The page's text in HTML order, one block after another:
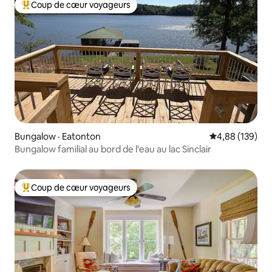
Coup de cœur voyageurs parmi les plus aimés
Coup de cœur voyageurs
Bungalow · Eatonton Note
4,88 (139)
Bungalow familial au bord de l'eau au lac Sinclair
Coup de cœur voyageurs parmi les plus aimés
Coup de cœur voyageurs